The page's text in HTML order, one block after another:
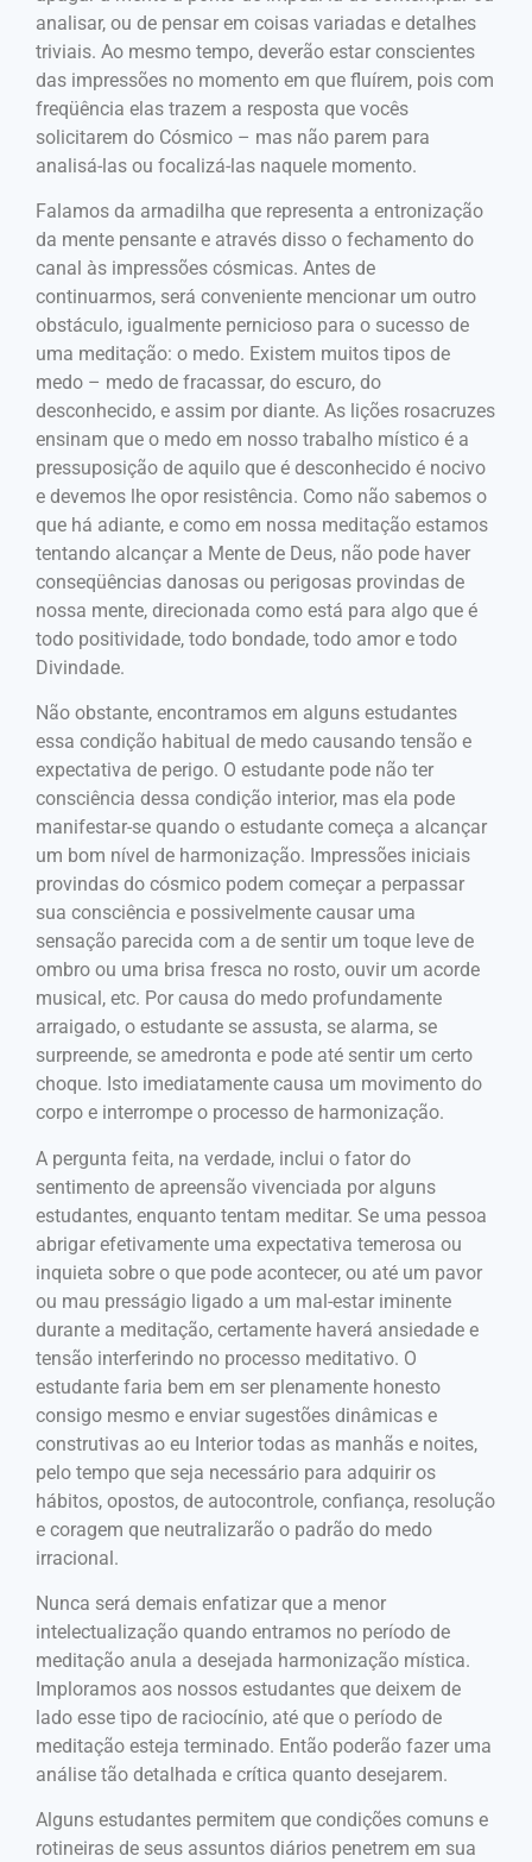
analisar, ou de pensar em coisas variadas e detalhes
triviais. Ao mesmo tempo, deverão estar conscientes
das impressões no momento em que fluírem, pois com
freqüência elas trazem a resposta que vocês
solicitarem do Cósmico – mas não parem para
analisá-las ou focalizá-las naquele momento.
Falamos da armadilha que representa a entronização
da mente pensante e através disso o fechamento do
canal às impressões cósmicas. Antes de
continuarmos, será conveniente mencionar um outro
obstáculo, igualmente pernicioso para o sucesso de
uma meditação: o medo. Existem muitos tipos de
medo – medo de fracassar, do escuro, do
desconhecido, e assim por diante. As lições rosacruzes
ensinam que o medo em nosso trabalho místico é a
pressuposição de aquilo que é desconhecido é nocivo
e devemos lhe opor resistência. Como não sabemos o
que há adiante, e como em nossa meditação estamos
tentando alcançar a Mente de Deus, não pode haver
conseqüências danosas ou perigosas provindas de
nossa mente, direcionada como está para algo que é
todo positividade, todo bondade, todo amor e todo
Divindade.
Não obstante, encontramos em alguns estudantes
essa condição habitual de medo causando tensão e
expectativa de perigo. O estudante pode não ter
consciência dessa condição interior, mas ela pode
manifestar-se quando o estudante começa a alcançar
um bom nível de harmonização. Impressões iniciais
provindas do cósmico podem começar a perpassar
sua consciência e possivelmente causar uma
sensação parecida com a de sentir um toque leve de
ombro ou uma brisa fresca no rosto, ouvir um acorde
musical, etc. Por causa do medo profundamente
arraigado, o estudante se assusta, se alarma, se
surpreende, se amedronta e pode até sentir um certo
choque. Isto imediatamente causa um movimento do
corpo e interrompe o processo de harmonização.
A pergunta feita, na verdade, inclui o fator do
sentimento de apreensão vivenciada por alguns
estudantes, enquanto tentam meditar. Se uma pessoa
abrigar efetivamente uma expectativa temerosa ou
inquieta sobre o que pode acontecer, ou até um pavor
ou mau presságio ligado a um mal-estar iminente
durante a meditação, certamente haverá ansiedade e
tensão interferindo no processo meditativo. O
estudante faria bem em ser plenamente honesto
consigo mesmo e enviar sugestões dinâmicas e
construtivas ao eu Interior todas as manhãs e noites,
pelo tempo que seja necessário para adquirir os
hábitos, opostos, de autocontrole, confiança, resolução
e coragem que neutralizarão o padrão do medo
irracional.
Nunca será demais enfatizar que a menor
intelectualização quando entramos no período de
meditação anula a desejada harmonização mística.
Imploramos aos nossos estudantes que deixem de
lado esse tipo de raciocínio, até que o período de
meditação esteja terminado. Então poderão fazer uma
análise tão detalhada e crítica quanto desejarem.
Alguns estudantes permitem que condições comuns e
rotineiras de seus assuntos diários penetrem em sua